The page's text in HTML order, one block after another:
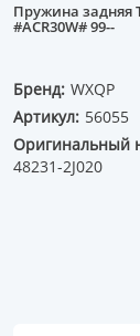
Пружина задняя
#ACR30W# 99--
Бренд: WXQP
Артикул: 56055
Оригинальный
48231-2J020